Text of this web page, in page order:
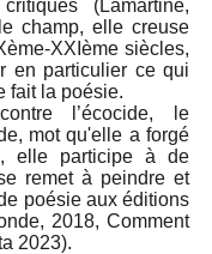
(Lamartine,
champ, elle creuse
XXIème siècles,
en particulier ce qui
fait la poésie.
l’écocide, le
mot qu'elle a forgé
elle participe à de
remet à peindre et
poésie aux éditions
2018, Comment
2023).